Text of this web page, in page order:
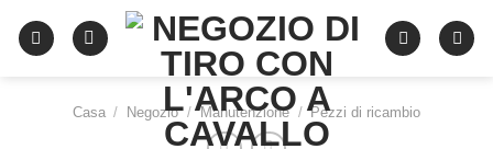
Casa / Negozio / Manutenzione / Pezzi di ricambio